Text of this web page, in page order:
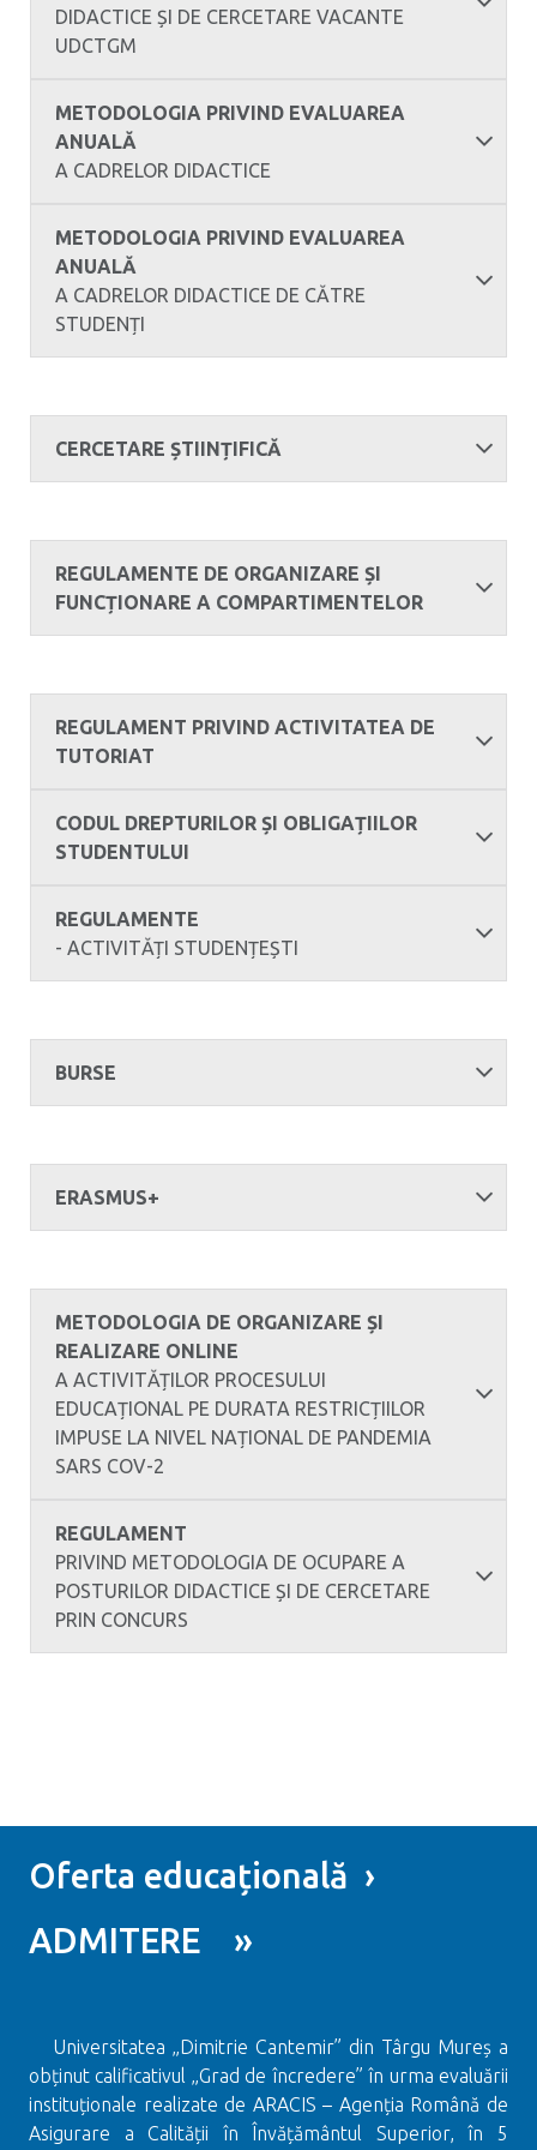
DIDACTICE ȘI DE CERCETARE VACANTE
UDCTGM
METODOLOGIA PRIVIND EVALUAREA
ANUALĂ
A CADRELOR DIDACTICE
METODOLOGIA PRIVIND EVALUAREA
ANUALĂ
A CADRELOR DIDACTICE DE CĂTRE
STUDENȚI
CERCETARE ȘTIINȚIFICĂ
REGULAMENTE DE ORGANIZARE ȘI
FUNCȚIONARE A COMPARTIMENTELOR
REGULAMENT PRIVIND ACTIVITATEA DE
TUTORIAT
CODUL DREPTURILOR ȘI OBLIGAȚIILOR
STUDENTULUI
REGULAMENTE
- ACTIVITĂȚI STUDENȚEȘTI
BURSE
ERASMUS+
METODOLOGIA DE ORGANIZARE ȘI
REALIZARE ONLINE
A ACTIVITĂȚILOR PROCESULUI
EDUCAȚIONAL PE DURATA RESTRICȚIILOR
IMPUSE LA NIVEL NAȚIONAL DE PANDEMIA
SARS COV-2
REGULAMENT
PRIVIND METODOLOGIA DE OCUPARE A
POSTURILOR DIDACTICE ȘI DE CERCETARE
PRIN CONCURS
Oferta educațională ›
ADMITERE »
Universitatea „Dimitrie Cantemir” din Târgu Mureș a
obținut calificativul „Grad de încredere” în urma evaluării
instituționale realizate de ARACIS – Agenția Română de
Asigurare a Calității în Învățământul Superior, în 5